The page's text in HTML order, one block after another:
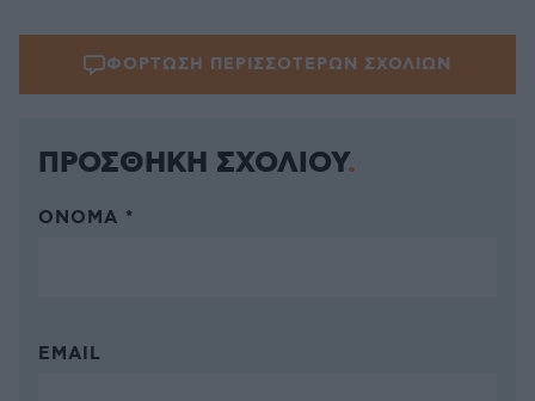
ΦΟΡΤΩΣΗ ΠΕΡΙΣΣΟΤΕΡΩΝ ΣΧΟΛΙΩΝ
ΠΡΟΣΘΗΚΗ ΣΧΟΛΙΟΥ
ΌΝΟΜΑ *
EMAIL